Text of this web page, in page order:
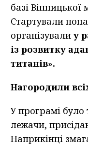
базі
Стартували
організувалиу
із розвитку
титанів».
Нагородили
У програмі
лежачи,
Наприкінці